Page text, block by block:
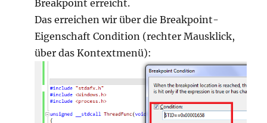
Breakpoint erreicht.
Das erreichen wir über die Breakpoint-
Eigenschaft Condition (rechter Mausklick,
über das Kontextmenü):